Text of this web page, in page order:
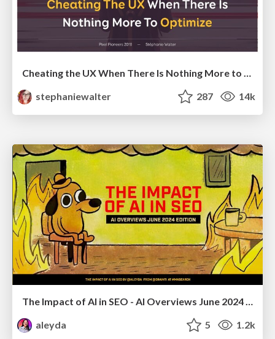
stephaniewalter
287 14k
The Impact of AI in SEO - AI Overviews June 2024 Edition
aleyda
5 1.2k